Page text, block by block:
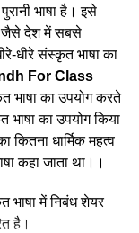
Here
10Click Here
Click Here
Click Here
Click Here
Click Here
Here
Rabbit
Fox
Bear
भाषा है। इसे
जैसे देश में सबसे
धीरे संस्कृत भाषा का
For Class
भाषा का उपयोग करते
भाषा का उपयोग किया
कितना धार्मिक महत्व
कहा जाता था।।
भाषा में निबंध शेयर
है।